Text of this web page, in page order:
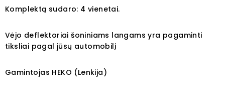
Komplektą sudaro: 4 vienetai.
Vėjo deflektoriai šoniniams langams yra pagaminti
tiksliai pagal jūsų automobilį
Gamintojas HEKO (Lenkija)